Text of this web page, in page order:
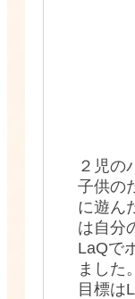
２児の
子供の
に遊ん
は自分
LaQで
ました。
目標は